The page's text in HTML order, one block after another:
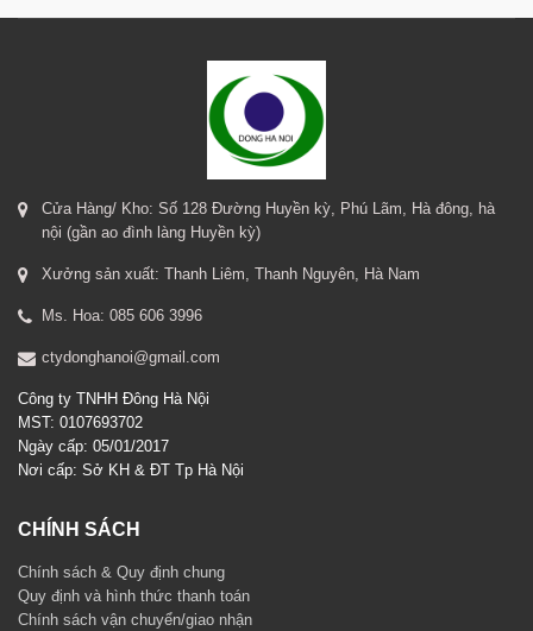
Cửa Hàng/ Kho: Số 128 Đường Huyền kỳ, Phú Lãm, Hà đông, hà
nội (gần ao đình làng Huyền kỳ)
Xưởng sản xuất: Thanh Liêm, Thanh Nguyên, Hà Nam
Ms. Hoa: 085 606 3996
ctydonghanoi@gmail.com
Công ty TNHH Đông Hà Nội
MST: 0107693702
Ngày cấp: 05/01/2017
Nơi cấp: Sở KH & ĐT Tp Hà Nội
CHÍNH SÁCH
Chính sách & Quy định chung
Quy định và hình thức thanh toán
Chính sách vận chuyển/giao nhận